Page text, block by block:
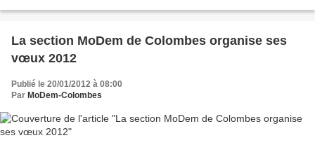
La section MoDem de Colombes organise ses
vœux 2012
Publié le 20/01/2012 à 08:00
Par MoDem-Colombes